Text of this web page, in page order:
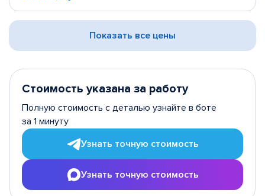
Показать все цены
Стоимость указана за работу
Полную стоимость с деталью узнайте в боте
за 1 минуту
Узнать точную стоимость
Узнать точную стоимость